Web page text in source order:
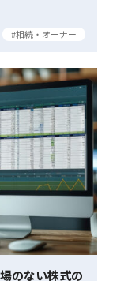
相続・オーナー
のない株式の